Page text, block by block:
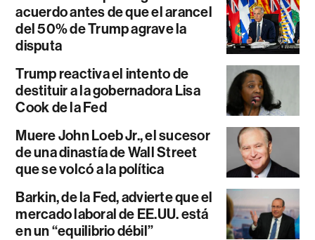
acuerdo antes de que el arancel
del 50% de Trump agrave la
disputa
Trump reactiva el intento de
destituir a la gobernadora Lisa
Cook de la Fed
Muere John Loeb Jr., el sucesor
de una dinastía de Wall Street
que se volcó a la política
Barkin, de la Fed, advierte que el
mercado laboral de EE.UU. está
en un “equilibrio débil”